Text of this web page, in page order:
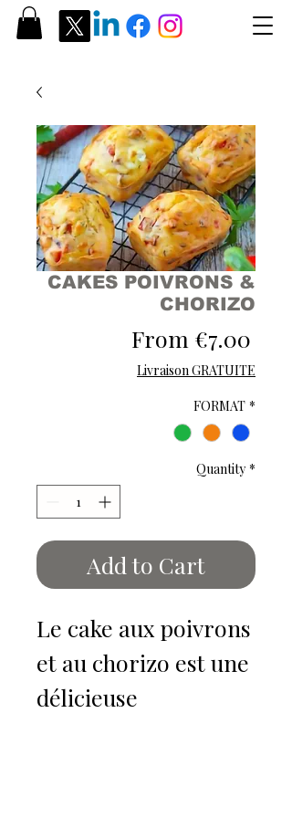
CAKES POIVRONS &
CHORIZO
From €7.00
Price
Livraison GRATUITE
FORMAT *
Quantity *
Add to Cart
Le cake aux poivrons
et au chorizo est une
délicieuse